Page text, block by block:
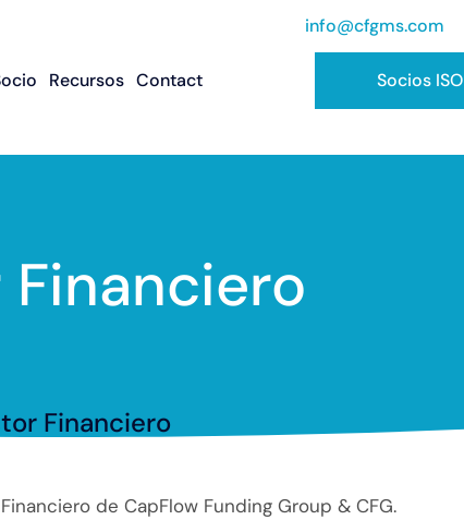
info@cfgms.com
Recursos Contact Socios ISO
Financiero
Financiero
de CapFlow Funding Group & CFG.